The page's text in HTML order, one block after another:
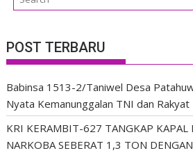
POST TERBARU
Babinsa 1513-2/Taniwel Desa
Nyata Kemanunggalan TNI dan Rakyat
KRI KERAMBIT-627 TANGKAP KAPAL
NARKOBA SEBERAT 1,3 TON